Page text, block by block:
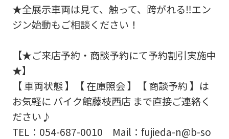
★全展示車両は見て、触って、跨がれる‼エン
ジン始動もご相談ください！
【★ご来店予約・商談予約にて予約割引実施中
★】
【 車両状態 】【 在庫照会 】【 商談予約 】は
お気軽に バイク館藤枝西店 まで直接ご連絡く
ださい♪
TEL： 054-687-0010 Mail：fujieda-n@b-so